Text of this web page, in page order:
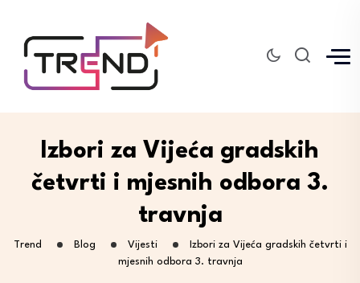
Izbori za Vijeća gradskih
četvrti i mjesnih odbora 3.
travnja
Trend Blog Vijesti
Izbori za Vijeća gradskih četvrti i
mjesnih odbora 3. travnja